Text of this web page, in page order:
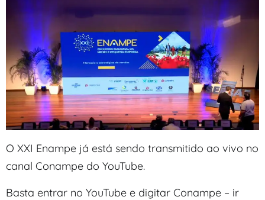
O XXI Enampe já está sendo transmitido ao vivo no
canal Conampe do YouTube.
Basta entrar no YouTube e digitar Conampe – ir